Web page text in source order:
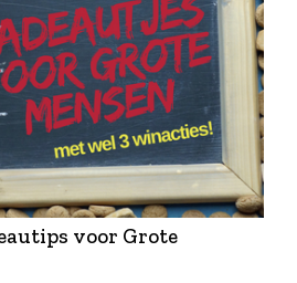
voor Grote